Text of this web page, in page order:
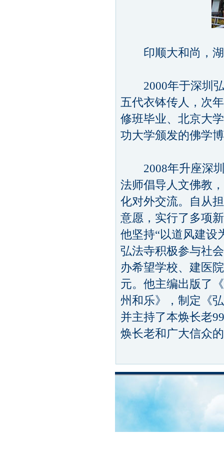
印顺大和尚，湖
2000年于深圳弘
五代衣钵传人，次
修班毕业、北京大
功大学颁发的佛学
2008年升座深圳
法师倡导人文佛教
化对外交流。自从
意愿，实行了多项
他坚持“以道风建设
弘法寺积极参与社
办希望学校、建医
元。他主编出版了
州和乐》，制定《
并主持了本焕长老
焕长老和广大信众